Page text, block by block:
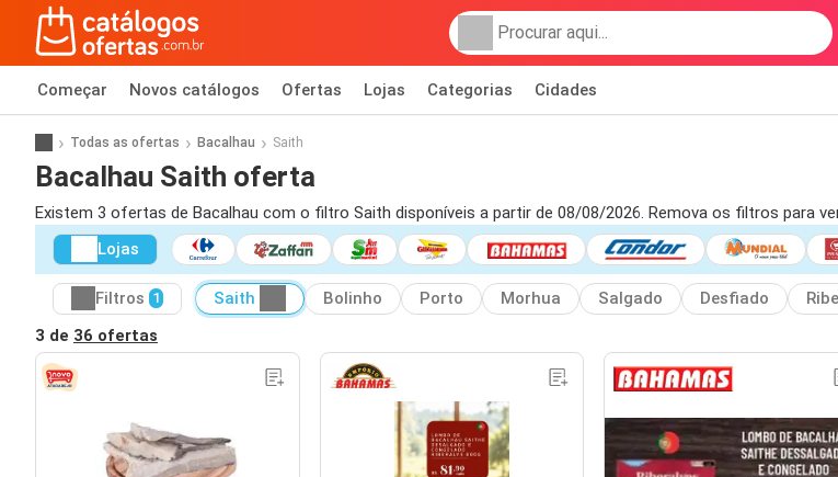
Começar Novos catálogos Ofertas Lojas Categorias Cidades
Todas as ofertas Bacalhau Saith
Bacalhau Saith oferta
Existem 3 ofertas de Bacalhau com o filtro Saith disponíveis a partir de 08/08/2026. Remova os filtros para
Lojas
Filtros 1 Saith Bolinho Porto Morhua Salgado Desfiado
3 de 36 ofertas